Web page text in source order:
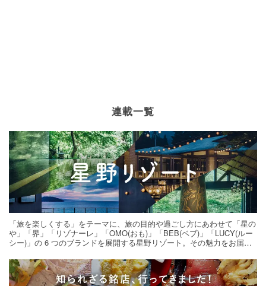
連載一覧
「旅を楽しくする」をテーマに、旅の目的や過ごし方にあわせて「星の
や」「界」「リゾナーレ」「OMO(おも)」「BEB(ベブ)」「LUCY(ルー
シー)」の 6 つのブランドを展開する星野リゾート。その魅力をお届け